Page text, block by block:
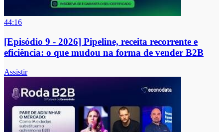
44:16
[Episódio 9 - 2026] Pipeline, receita recorrente e
eficiência: o que mudou na forma de vender B2B
Assistir